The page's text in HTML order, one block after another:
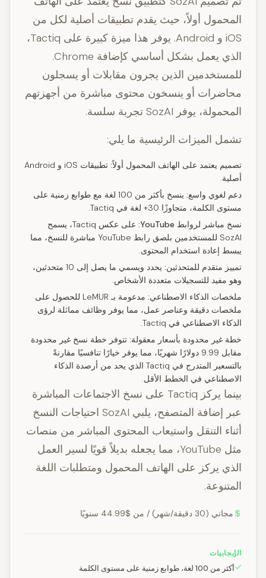
المحمول أولاً، حيث يقدم تطبيقات أصلية لكل من
iOS و Android. يوفر هذا ميزة كبيرة على Tactiq،
الذي يعمل بشكل أساسي كإضافة Chrome.
للمستخدمين الذين يجرون مقابلات أو يسجلون
محاضرات أو ينسخون محتوى مباشرة من أجهزتهم
المحمولة، يوفر SozAI تجربة سلسة.
تشمل الميزات الرئيسية ما يلي:
تصميم يعتمد على الهاتف المحمول أولاً:
تطبيقات iOS و Android
أصلية.
دعم لغوي واسع:
ينسخ بأكثر من 100 لغة مع طوابع زمنية على
مستوى الكلمة، متجاوزًا 30+ لغة في Tactiq.
نسخ مباشر لروابط YouTube:
على عكس Tactiq، يسمح
SozAI للمستخدمين بلصق رابط YouTube مباشرة للنسخ، مما
يبسط إعادة استخدام المحتوى.
تمييز متقدم للمتحدثين:
يحدد ويسمي ما يصل إلى 10 متحدثين،
وهو مفيد للتسجيلات متعددة الأشخاص.
ملخصات الذكاء الاصطناعي:
مدعومة بـ LeMUR للحصول على
ملخصات دقيقة وعناصر عمل، مما يوفر وظائف مماثلة لرؤى
الذكاء الاصطناعي في Tactiq.
خطة غير محدودة بأسعار معقولة: تتوفر خطة نسخ غير محدودة
مقابل 9.99 دولارًا شهريًا، مما يوفر خيارًا تنافسيًا مقارنةً
بالتسعير المتدرج في Tactiq الذي يحد من أرصدة الذكاء
الاصطناعي في الخطط الأقل.
بينما يركز Tactiq على نسخ الاجتماعات المباشرة
عبر إضافة المتصفح، يلبي SozAI احتياجات النسخ
أثناء التنقل واستيعاب المحتوى المباشر من منصات
مثل YouTube، مما يجعله بديلاً قويًا لسير العمل
الذي يركز على الهاتف المحمول ومتطلبات اللغة
المتنوعة.
مجاني (30 دقيقة/شهر) / من $44.99 سنويًا
الإيجابيات
أكثر من 100 لغة، طوابع زمنية على مستوى الكلمة